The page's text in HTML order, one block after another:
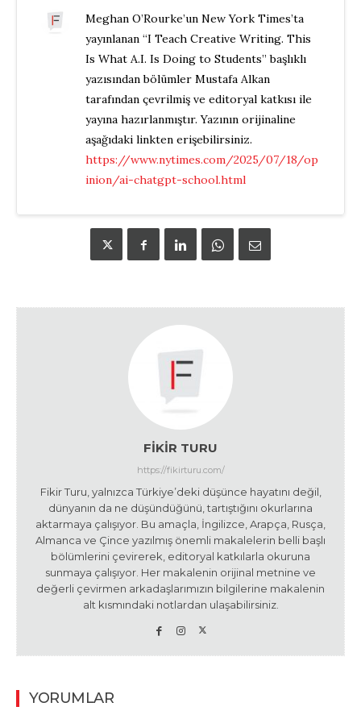
Meghan O’Rourke’un New York Times’ta
yayınlanan “I Teach Creative Writing. This
Is What A.I. Is Doing to Students” başlıklı
yazısından bölümler Mustafa Alkan
tarafından çevrilmiş ve editoryal katkısı ile
yayına hazırlanmıştır. Yazının orijinaline
aşağıdaki linkten erişebilirsiniz.
https://www.nytimes.com/2025/07/18/op
inion/ai-chatgpt-school.html
FIKIR TURU
https://fikirturu.com/
Fikir Turu, yalnızca Türkiye’deki düşünce hayatını değil,
dünyanın da ne düşündüğünü, tartıştığını okurlarına
aktarmaya çalışıyor. Bu amaçla, İngilizce, Arapça, Rusça,
Almanca ve Çince yazılmış önemli makalelerin belli başlı
bölümlerini çevirerek, editoryal katkılarla okuruna
sunmaya çalışıyor. Her makalenin orijinal metnine ve
değerli çevirmen arkadaşlarımızın bilgilerine makalenin
alt kısmındaki notlardan ulaşabilirsiniz.
YORUMLAR